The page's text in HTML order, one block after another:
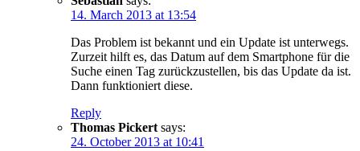
14. March 2013 at 13:54
Das Problem ist bekannt und ein Update ist unterwegs.
Zurzeit hilft es, das Datum auf dem Smartphone für die
Suche einen Tag zurückzustellen, bis das Update da ist.
Dann funktioniert diese.
Reply
Thomas Pickert says:
24. October 2013 at 10:41